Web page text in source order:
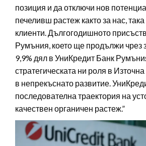
позиция и да отключи нов
печеливш растеж както за нас,
клиенти. Дългогодишното
Румъния, което ще продължи чрез
9,9% дял в УниКредит Банк
стратегическата ни роля в
в непрекъснато развитие.
последователна траектория на
качествен органичен растеж.”